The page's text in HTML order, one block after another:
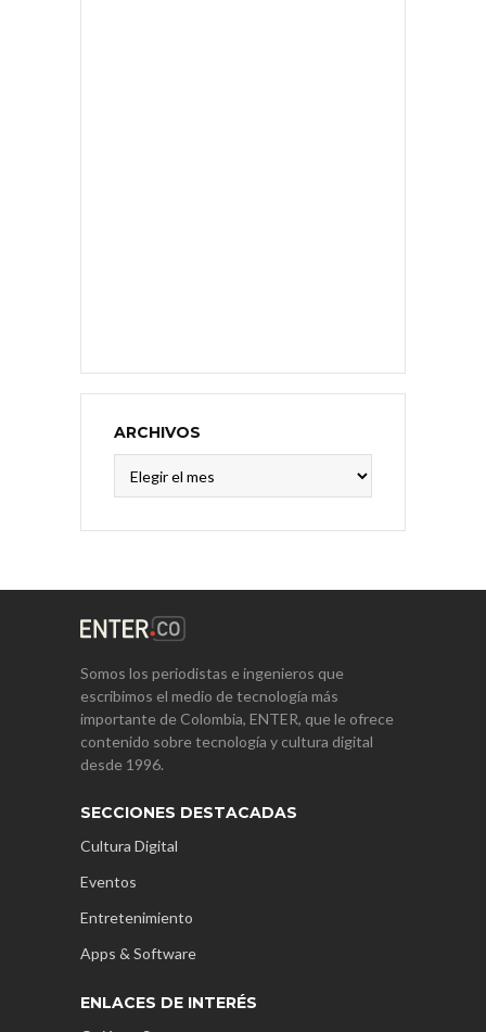
ARCHIVOS
Somos los periodistas e ingenieros que
escribimos el medio de tecnología más
importante de Colombia, ENTER, que le ofrece
contenido sobre tecnología y cultura digital
desde 1996.
SECCIONES DESTACADAS
Cultura Digital
Eventos
Entretenimiento
Apps & Software
ENLACES DE INTERÉS